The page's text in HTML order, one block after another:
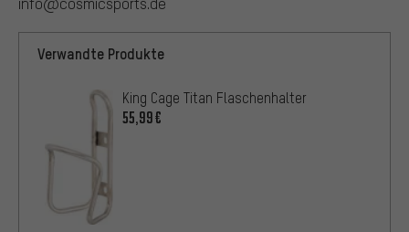
Verwandte Produkte
King Cage Titan Flaschenhalter
55,99€